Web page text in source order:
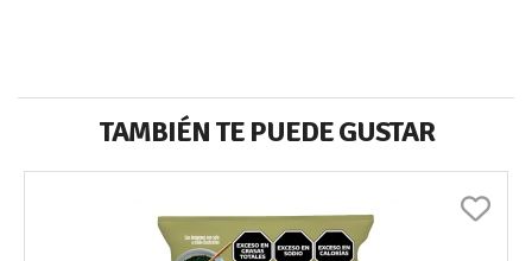
TAMBIÉN TE PUEDE GUSTAR